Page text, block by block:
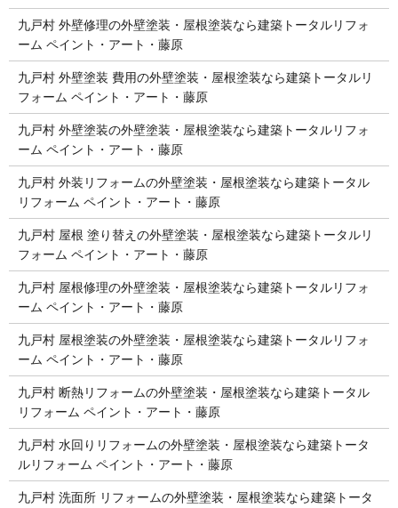
九戸村 外壁修理の外壁塗装・屋根塗装なら建築トータルリフォ
ーム ペイント・アート・藤原
九戸村 外壁塗装 費用の外壁塗装・屋根塗装なら建築トータルリ
フォーム ペイント・アート・藤原
九戸村 外壁塗装の外壁塗装・屋根塗装なら建築トータルリフォ
ーム ペイント・アート・藤原
九戸村 外装リフォームの外壁塗装・屋根塗装なら建築トータル
リフォーム ペイント・アート・藤原
九戸村 屋根 塗り替えの外壁塗装・屋根塗装なら建築トータルリ
フォーム ペイント・アート・藤原
九戸村 屋根修理の外壁塗装・屋根塗装なら建築トータルリフォ
ーム ペイント・アート・藤原
九戸村 屋根塗装の外壁塗装・屋根塗装なら建築トータルリフォ
ーム ペイント・アート・藤原
九戸村 断熱リフォームの外壁塗装・屋根塗装なら建築トータル
リフォーム ペイント・アート・藤原
九戸村 水回りリフォームの外壁塗装・屋根塗装なら建築トータ
ルリフォーム ペイント・アート・藤原
九戸村 洗面所 リフォームの外壁塗装・屋根塗装なら建築トータ